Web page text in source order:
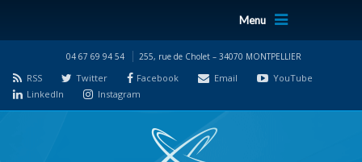
Menu
04 67 69 94 54 255, rue de Cholet – 34070 MONTPELLIER
RSS Twitter Facebook Email
YouTube
LinkedIn
Instagram